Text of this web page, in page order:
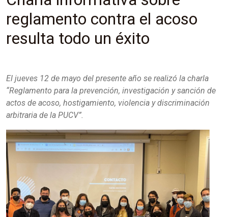
reglamento contra el acoso
resulta todo un éxito
El jueves 12 de mayo del presente año se realizó la charla
“Reglamento para la prevención, investigación y sanción de
actos de acoso, hostigamiento, violencia y discriminación
arbitraria de la PUCV”.